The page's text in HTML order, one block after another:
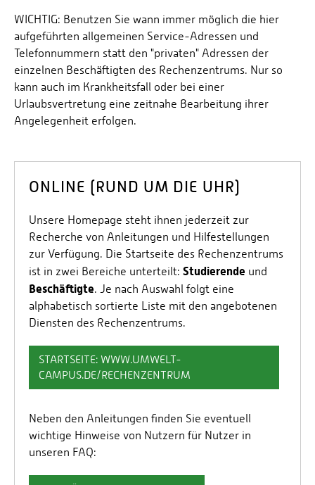
Fuel Cell Centre Rheinland-Pfalz
Nationalparkforschung
P2Broker
Perival
Robotix-Academy
S.U.N.-Projekt
Personensuche
WICHTIG: Benutzen Sie wann immer möglich die hier
aufgeführten allgemeinen Service-Adressen und
Telefonnummern statt den "privaten" Adressen der
einzelnen Beschäftigten des Rechenzentrums. Nur so
kann auch im Krankheitsfall oder bei einer
Urlaubsvertretung eine zeitnahe Bearbeitung ihrer
Angelegenheit erfolgen.
ONLINE (RUND UM DIE UHR)
Unsere Homepage steht ihnen jederzeit zur
Recherche von Anleitungen und Hilfestellungen
zur Verfügung. Die Startseite des Rechenzentrums
ist in zwei Bereiche unterteilt: Studierende und
Beschäftigte. Je nach Auswahl folgt eine
alphabetisch sortierte Liste mit den angebotenen
Diensten des Rechenzentrums.
STARTSEITE: WWW.UMWELT-
CAMPUS.DE/RECHENZENTRUM
Neben den Anleitungen finden Sie eventuell
wichtige Hinweise von Nutzern für Nutzer in
unseren FAQ: